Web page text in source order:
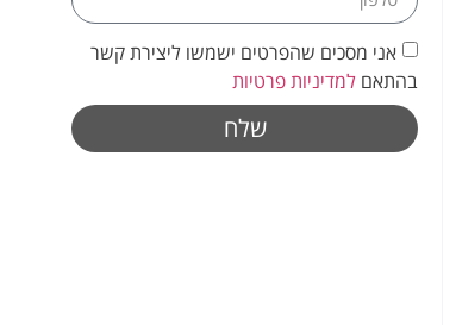
אני מסכים שהפרטים ישמשו ליצירת קשר
בהתאם למדיניות פרטיות
שלח